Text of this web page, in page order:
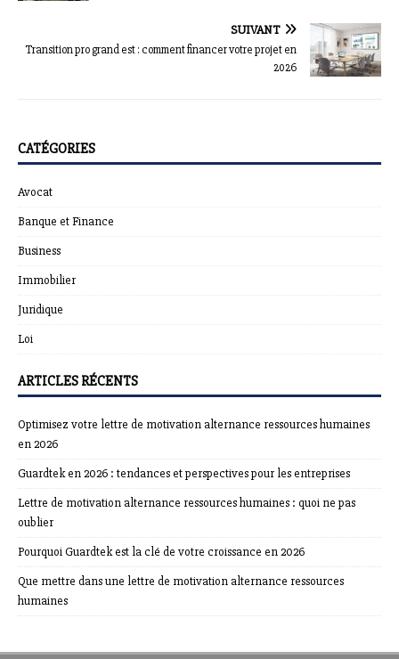
SUIVANT
Transition pro grand est : comment financer votre projet en
2026
CATÉGORIES
Avocat
Banque et Finance
Business
Immobilier
Juridique
Loi
ARTICLES RÉCENTS
Optimisez votre lettre de motivation alternance ressources humaines
en 2026
Guardtek en 2026 : tendances et perspectives pour les entreprises
Lettre de motivation alternance ressources humaines : quoi ne pas
oublier
Pourquoi Guardtek est la clé de votre croissance en 2026
Que mettre dans une lettre de motivation alternance ressources
humaines